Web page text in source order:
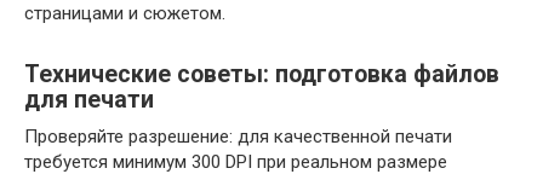
страницами и сюжетом.
Технические советы: подготовка файлов
для печати
Проверяйте разрешение: для качественной печати
требуется минимум 300 DPI при реальном размере